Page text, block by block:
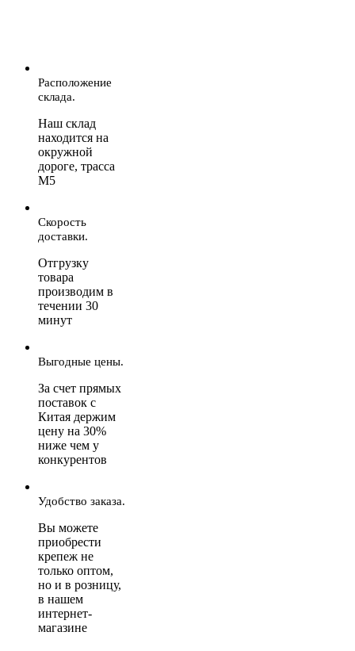
Расположение
склада.
Наш склад
находится на
окружной
дороге, трасса
М5
Скорость
доставки.
Отгрузку
товара
производим в
течении 30
минут
Выгодные цены.
За счет прямых
поставок с
Китая держим
цену на 30%
ниже чем у
конкурентов
Удобство заказа.
Вы можете
приобрести
крепеж не
только оптом,
но и в розницу,
в нашем
интернет-
магазине